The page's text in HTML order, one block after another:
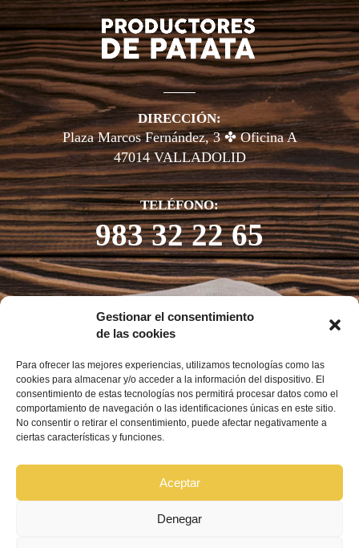
Gestionar el consentimiento
de las cookies
Para ofrecer las mejores experiencias, utilizamos tecnologías como las
cookies para almacenar y/o acceder a la información del dispositivo. El
consentimiento de estas tecnologías nos permitirá procesar datos como el
comportamiento de navegación o las identificaciones únicas en este sitio.
No consentir o retirar el consentimiento, puede afectar negativamente a
ciertas características y funciones.
Aceptar
Denegar
DIRECCIÓN:
Plaza Marcos Fernández, 3 ✤ Oficina A
47014 VALLADOLID
TELÉFONO:
983 32 22 65